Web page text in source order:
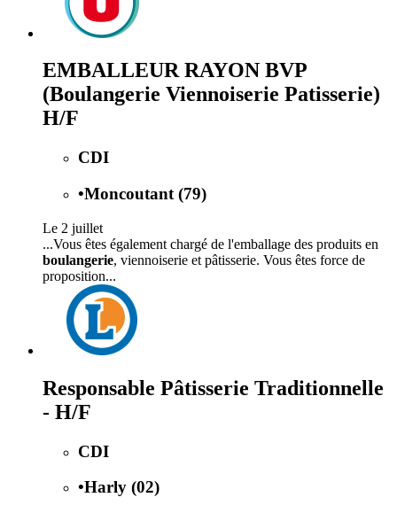
EMBALLEUR RAYON BVP
(Boulangerie Viennoiserie Patisserie)
H/F
CDI
•Moncoutant (79)
Le 2 juillet
...Vous êtes également chargé de l'emballage des produits en
boulangerie, viennoiserie et pâtisserie. Vous êtes force de
proposition...
Responsable Pâtisserie Traditionnelle
- H/F
CDI
•Harly (02)